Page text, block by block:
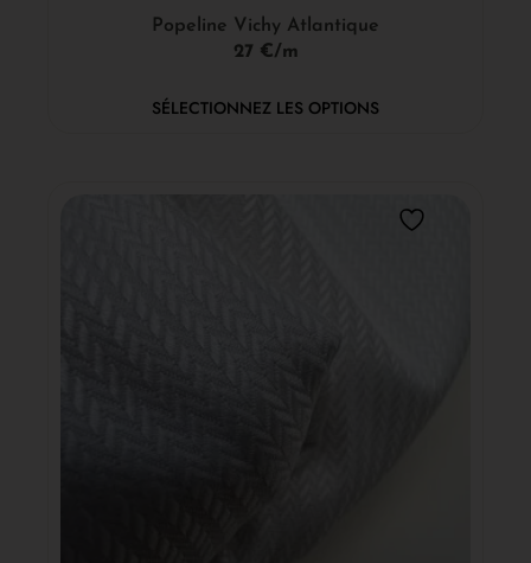
Popeline Vichy Atlantique
27 €/m
SÉLECTIONNEZ LES OPTIONS